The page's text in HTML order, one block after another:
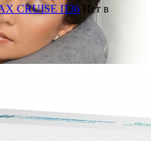
CRUISE П36 Нет в